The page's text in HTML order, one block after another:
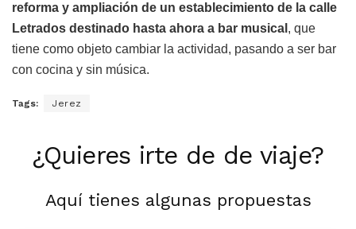
reforma y ampliación de un establecimiento de la calle
Letrados destinado hasta ahora a bar musical , que
tiene como objeto cambiar la actividad, pasando a ser bar
con cocina y sin música.
Tags: Jerez
¿Quieres irte de de viaje?
Aquí tienes algunas propuestas